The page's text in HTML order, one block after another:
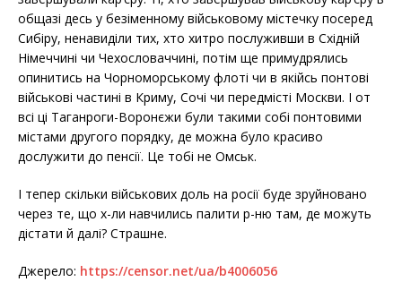
общазі десь у безіменному військовому містечку посеред
Сибіру, ненавиділи тих, хто хитро послуживши в Східній
Німеччині чи Чехословаччині, потім ще примудрялись
опинитись на Чорноморському флоті чи в якійсь понтові
військові частині в Криму, Сочі чи передмісті Москви. І от
всі ці Таганроги-Воронєжи були такими собі понтовими
містами другого порядку, де можна було красиво
дослужити до пенсії. Це тобі не Омськ.
І тепер скільки військових доль на росії буде зруйновано
через те, що х-ли навчились палити р-ню там, де можуть
дістати й далі? Страшне.
Джерело: https://censor.net/ua/b4006056